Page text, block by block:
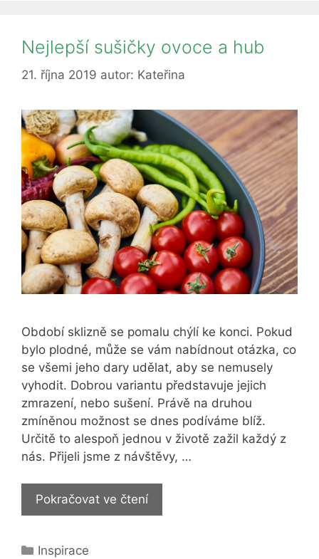
Nejlepší sušičky ovoce a hub
21. října 2019 autor: Kateřina
Období sklizně se pomalu chýlí ke konci. Pokud
bylo plodné, může se vám nabídnout otázka, co
se všemi jeho dary udělat, aby se nemusely
vyhodit. Dobrou variantu představuje jejich
zmrazení, nebo sušení. Právě na druhou
zmíněnou možnost se dnes podíváme blíž.
Určitě to alespoň jednou v životě zažil každý z
nás. Přijeli jsme z návštěvy, …
Pokračovat ve čteníNejlepší
sušičky
Rubriky
Inspirace